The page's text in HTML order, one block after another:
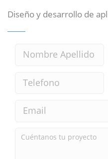
Diseño y desarrollo de